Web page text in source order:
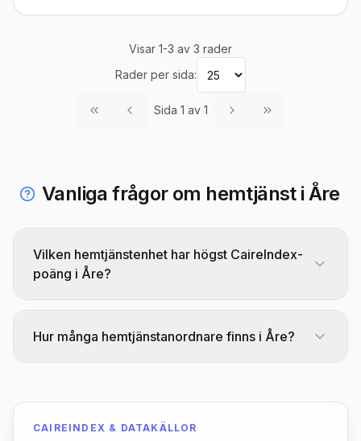
Visar 1-3 av 3 rader
Rader per sida:
Sida 1 av 1
Vanliga frågor om hemtjänst i Åre
Vilken hemtjänstenhet har högst CaireIndex-
poäng i Åre?
för hemtjänst i Åre med 79,6 poäng av 100. Det
Hur många hemtjänstanordnare finns i Åre?
CAIREINDEX & DATAKÄLLOR